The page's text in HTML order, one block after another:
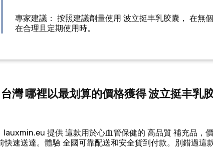
專家建議： 按照建議劑量使用 波立挺丰乳胶囊， 在無
在合理且定期使用時。
灣 哪裡以最划算的價格獲得 波立挺丰乳
提供 這款用於心血管保健的 高品質 補充品，
快速送達。體驗 全國可靠配送和安全貨到付款。別錯過這